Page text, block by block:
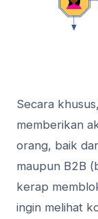
Secara
memberikan
orang, baik
maupun B2B
kerap
ingin melihat